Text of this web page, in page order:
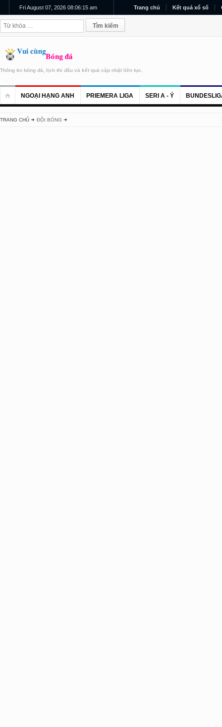
Fri August 07, 2026 08:06:15 am Trang chủ Kết quả xổ số
Thông tin bóng đá, lịch thi đấu và kết quả cập nhật liên tục.
NGOẠI HẠNG ANH PRIEMERA LIGA SERI A - Ý
TRANG CHỦ ĐỘI BÓNG